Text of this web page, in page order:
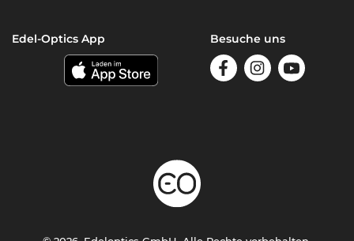
Edel-Optics App Besuche uns